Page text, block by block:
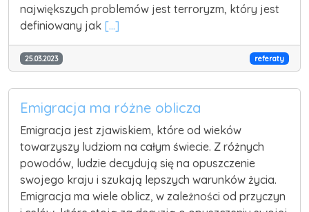
największych problemów jest terroryzm, który jest
definiowany jak [...]
25.03.2023 referaty
Emigracja ma różne oblicza
Emigracja jest zjawiskiem, które od wieków
towarzyszy ludziom na całym świecie. Z różnych
powodów, ludzie decydują się na opuszczenie
swojego kraju i szukają lepszych warunków życia.
Emigracja ma wiele oblicz, w zależności od przyczyn